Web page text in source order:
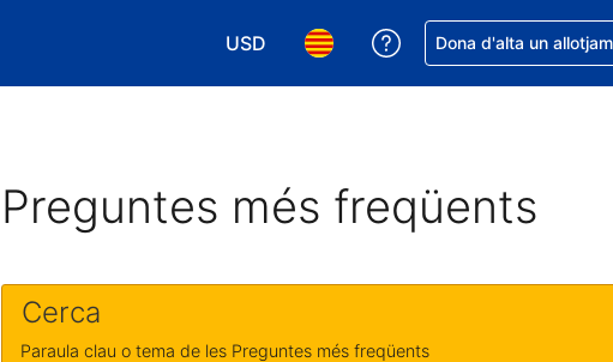
USD
Tria la moneda. La moneda actual és
Tria l'idioma. L'idioma actual és
Rep ajuda amb la
Dona d'alta un
Preguntes més freqüents
Cerca
Paraula clau o tema de les Preguntes més freqüents